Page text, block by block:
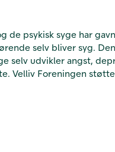
psykisk syge har
selv bliver syg.
selv udvikler angst,
Velliv Foreningen